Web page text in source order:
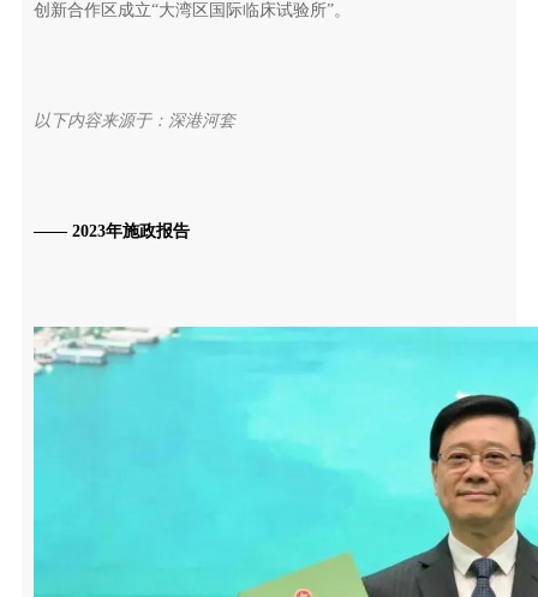
创新合作区成立“大湾区国际临床试验所”。
以下内容来源于：深港河套
—— 2023年施政报告